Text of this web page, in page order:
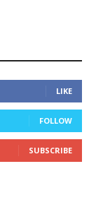
LIKE
FOLLOW
SUBSCRIBE